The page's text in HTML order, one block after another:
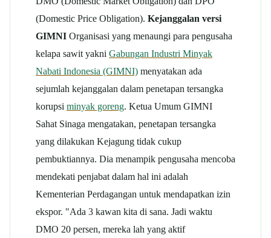
(Domestic Price Obligation). Kejanggalan versi
GIMNI Organisasi yang menaungi para pengusaha
kelapa sawit yakni Gabungan Industri Minyak
Nabati Indonesia (GIMNI) menyatakan ada
sejumlah kejanggalan dalam penetapan tersangka
korupsi minyak goreng. Ketua Umum GIMNI
Sahat Sinaga mengatakan, penetapan tersangka
yang dilakukan Kejagung tidak cukup
pembuktiannya. Dia menampik pengusaha mencoba
mendekati penjabat dalam hal ini adalah
Kementerian Perdagangan untuk mendapatkan izin
ekspor. "Ada 3 kawan kita di sana. Jadi waktu
DMO 20 persen, mereka lah yang aktif